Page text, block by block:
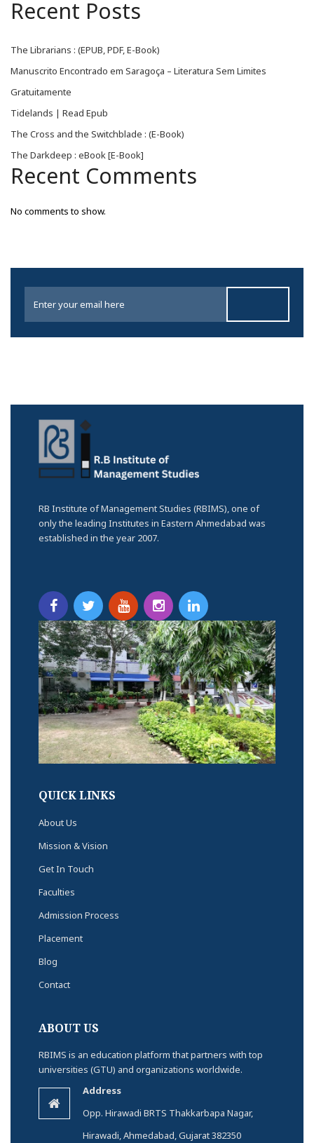
Recent Posts
The Librarians : (EPUB, PDF, E-Book)
Manuscrito Encontrado em Saragoça – Literatura Sem Limites
Gratuitamente
Tidelands | Read Epub
The Cross and the Switchblade : (E-Book)
The Darkdeep : eBook [E-Book]
Recent Comments
No comments to show.
RB Institute of Management Studies (RBIMS), one of
only the leading Institutes in Eastern Ahmedabad was
established in the year 2007.
QUICK LINKS
About Us
Mission & Vision
Get In Touch
Faculties
Admission Process
Placement
Blog
Contact
ABOUT US
RBIMS is an education platform that partners with top
universities (GTU) and organizations worldwide.
Address
Opp. Hirawadi BRTS Thakkarbapa Nagar,
Hirawadi, Ahmedabad, Gujarat 382350